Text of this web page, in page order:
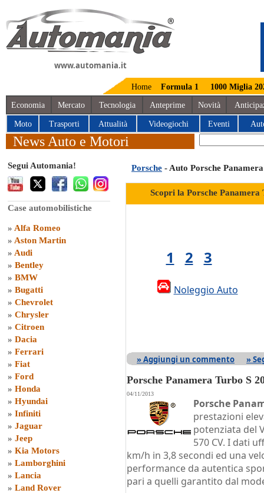
www.automania.it
Home Formula 1 1000 Miglia
Economia Mercato Tecnologia Anteprime Novità
Moto Trasporti Attualità Videogiochi Eventi
News Auto e Motori
Segui Automania!
Case automobilistiche
» Alfa Romeo
» Aston Martin
» Audi
» Bentley
» BMW
» Bugatti
» Chevrolet
» Chrysler
» Citroen
» Dacia
» Ferrari
» Fiat
» Ford
» Honda
» Hyundai
» Infiniti
» Jaguar
» Jeep
» Kia Motors
» Lamborghini
» Lancia
» Land Rover
Porsche - Auto Porsche
Scopri la Porsche Panamera
1 2 3
Noleggio Auto
» Aggiungi un commento »
Porsche Panamera Turbo S
04/11/2013
Porsche
prestazioni
potenziata del
570 CV. I dati
km/h in 3,8 secondi ed una
performance da autentica
pari a quelli garantito dal